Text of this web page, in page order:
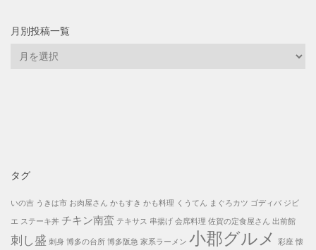
月別投稿一覧
タグ
いの吉 うきは市 お肉屋さん かもすき かも料理 くうてん まぐろカツ ゴディバ ジビ
エ ステーキ丼 チキン南蛮 テキサス 串揚げ 会席料理 佐賀の定食屋さん 出前館
刺し盛 刺身 博多の台所 博多阪急 家系ラーメン 小郡グルメ 彩座 懐